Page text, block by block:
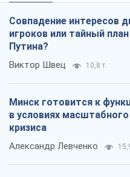
Совпадение интересов
игроков или тайный
Путина?
Виктор Швец 10,8 т.
Минск готовится к
в условиях
кризиса
Александр Левченко